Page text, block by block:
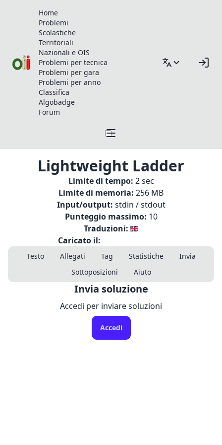
Home
Problemi
Scolastiche
Territoriali
Nazionali e OIS
Problemi per tecnica
Problemi per gara
Problemi per anno
Classifica
Algobadge
Forum
Lightweight Ladder
Limite di tempo: 2 sec
Limite di memoria: 256 MB
Input/output: stdin / stdout
Punteggio massimo: 10
Traduzioni:
Caricato il:
Testo Allegati Tag Statistiche
Invia
Sottoposizioni
Aiuto
Invia soluzione
Accedi per inviare soluzioni
Accedi